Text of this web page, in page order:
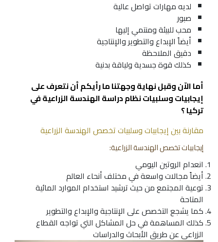
لديه مهارات تواصل عالية
صبور
محب للبيئة ومنتمي إليها
أيضاً الإبداع والتطوير والإنتاجية
دقيق الملاحظة
كذلك قوة جسدية ولياقة بدنية
أما الاّن وقبل نهاية وجهتنا ما رأيكم أن نتعرف على
إيجابيات وسلبيات نظام دراسة الهندسة الزراعية في
تركيا ؟
مقارنة بين إيجابيات وسلبيات تخصص الهندسة الزراعية
إيجابيات تخصص الهندسة الزراعية:
انعدام الروتين اليومي
أيضاً مجالات واسعة في مختلف أنحاء العالم
توعية المجتمع من حيث ترشيد استخدام الموارد المائية
المتاحة
كما يشجع التخصص على الإنتاجية والإبداع والتطوير
كذلك المساهمة في حل المشاكل التي تواجه القطاع
الزراعي عن طريق الأبحاث والدراسات